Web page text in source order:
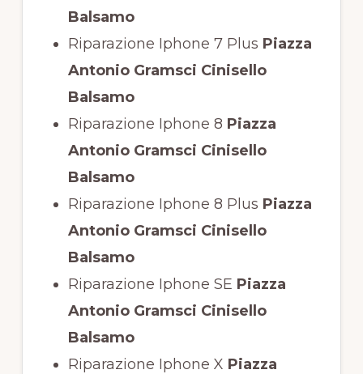
Balsamo
Riparazione Iphone 7 Plus Piazza
Antonio Gramsci Cinisello
Balsamo
Riparazione Iphone 8 Piazza
Antonio Gramsci Cinisello
Balsamo
Riparazione Iphone 8 Plus Piazza
Antonio Gramsci Cinisello
Balsamo
Riparazione Iphone SE Piazza
Antonio Gramsci Cinisello
Balsamo
Riparazione Iphone X Piazza